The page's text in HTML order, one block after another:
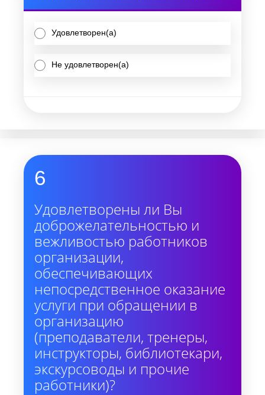
Удовлетворен(а)
Не удовлетворен(а)
6
Удовлетворены ли Вы
доброжелательностью и
вежливостью работников
организации,
обеспечивающих
непосредственное оказание
услуги при обращении в
организацию
(преподаватели, тренеры,
инструкторы, библиотекари,
экскурсоводы и прочие
работники)?